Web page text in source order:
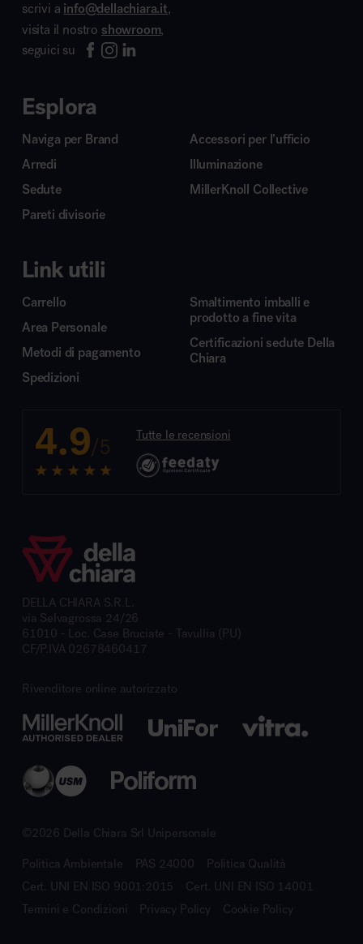
scrivi a info@dellachiara.it,
visita il nostro showroom,
seguici su
Esplora
Naviga per Brand
Arredi
Sedute
Pareti divisorie
Accessori per l’ufficio
Illuminazione
MillerKnoll Collective
Link utili
Carrello
Area Personale
Metodi di pagamento
Spedizioni
Smaltimento imballi e
prodotto a fine vita
Certificazioni sedute Della
Chiara
4.9/5 Tutte le recensioni
DELLA CHIARA S.R.L.
via Selvagrossa 24/26
61010 - Loc. Case Bruciate - Tavullia (PU)
CF/P.IVA 02678460417
Rivenditore online autorizzato
©2026 Della Chiara Srl Unipersonale
Politica Ambientale PAS 24000
Politica Qualità
Cert. UNI EN ISO 9001:2015
Cert. UNI EN ISO 14001
Termini e Condizioni
Privacy Policy Cookie Policy